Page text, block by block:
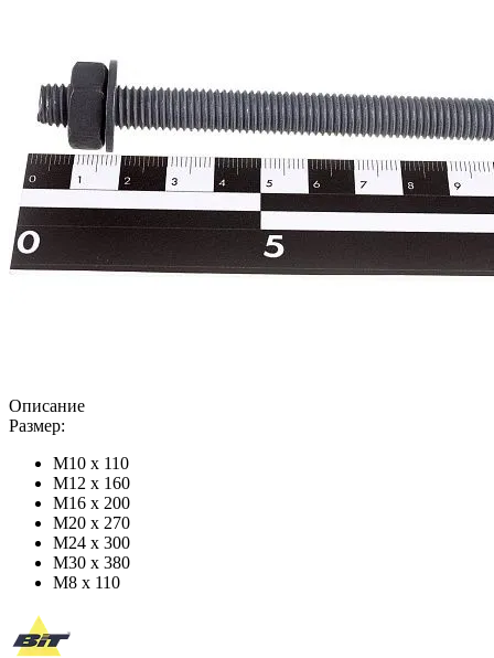
Описание
Размер:
М10 х 110
М12 х 160
М16 х 200
М20 х 270
М24 х 300
М30 х 380
М8 х 110